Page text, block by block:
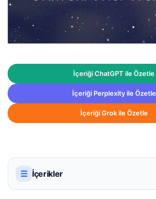
İçeriği ChatGPT ile Özetle
İçeriği Perplexity ile Özetle
İçeriği Grok ile Özetle
☰ İçerikler